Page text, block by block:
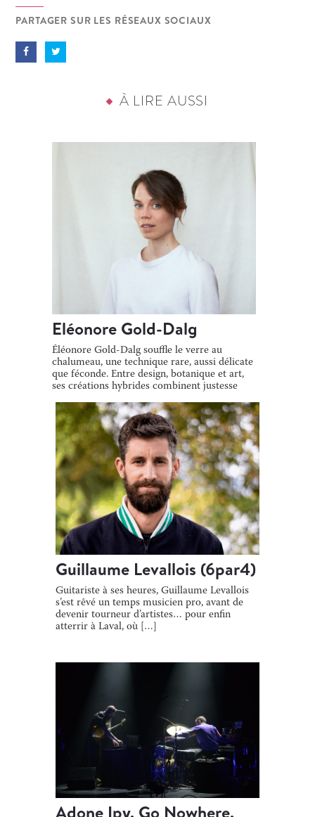
PARTAGER SUR LES RÉSEAUX SOCIAUX
À LIRE AUSSI
Eléonore Gold-Dalg
Éléonore Gold-Dalg souffle le verre au
chalumeau, une technique rare, aussi délicate
que féconde. Entre design, botanique et art,
ses créations hybrides combinent justesse
Guillaume Levallois (6par4)
Guitariste à ses heures, Guillaume Levallois
s’est rêvé un temps musicien pro, avant de
devenir tourneur d’artistes… pour enfin
atterrir à Laval, où […]
Adone Ipy, Go Nowhere,